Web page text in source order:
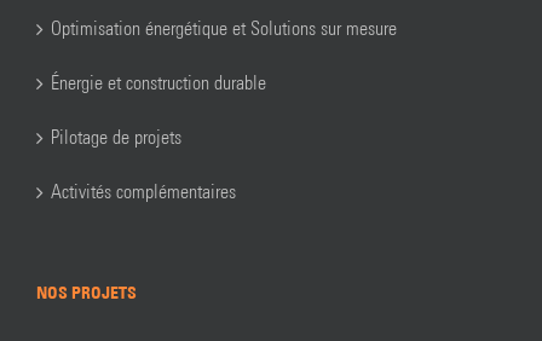
Optimisation énergétique et Solutions sur mesure
Énergie et construction durable
Pilotage de projets
Activités complémentaires
NOS PROJETS